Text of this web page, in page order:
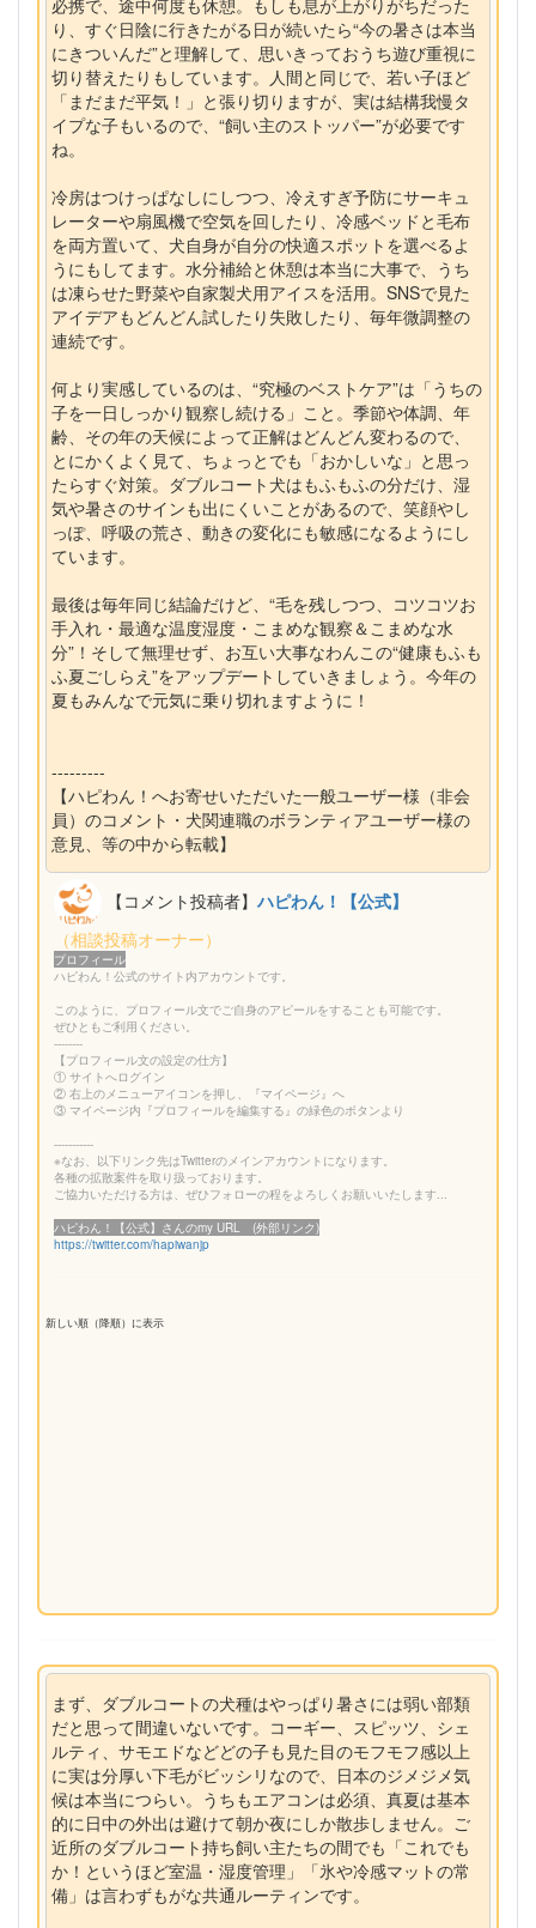
必携で、途中何度も休憩。もしも息が上がりがちだった
り、すぐ日陰に行きたがる日が続いたら“今の暑さは本当
にきついんだ”と理解して、思いきっておうち遊び重視に
切り替えたりもしています。人間と同じで、若い子ほど
「まだまだ平気！」と張り切りますが、実は結構我慢タ
イプな子もいるので、“飼い主のストッパー”が必要です
ね。
冷房はつけっぱなしにしつつ、冷えすぎ予防にサーキュ
レーターや扇風機で空気を回したり、冷感ベッドと毛布
を両方置いて、犬自身が自分の快適スポットを選べるよ
うにもしてます。水分補給と休憩は本当に大事で、うち
は凍らせた野菜や自家製犬用アイスを活用。SNSで見た
アイデアもどんどん試したり失敗したり、毎年微調整の
連続です。
何より実感しているのは、“究極のベストケア”は「うちの
子を一日しっかり観察し続ける」こと。季節や体調、年
齢、その年の天候によって正解はどんどん変わるので、
とにかくよく見て、ちょっとでも「おかしいな」と思っ
たらすぐ対策。ダブルコート犬はもふもふの分だけ、湿
気や暑さのサインも出にくいことがあるので、笑顔やし
っぽ、呼吸の荒さ、動きの変化にも敏感になるようにし
ています。
最後は毎年同じ結論だけど、“毛を残しつつ、コツコツお
手入れ・最適な温度湿度・こまめな観察＆こまめな水
分”！そして無理せず、お互い大事なわんこの“健康もふも
ふ夏ごしらえ”をアップデートしていきましょう。今年の
夏もみんなで元気に乗り切れますように！
---------
【ハピわん！へお寄せいただいた一般ユーザー様（非会
員）のコメント・犬関連職のボランティアユーザー様の
意見、等の中から転載】
【コメント投稿者】ハピわん！【公式】
（相談投稿オーナー）
プロフィール
ハピわん！公式のサイト内アカウントです。
このように、プロフィール文でご自身のアピールをすることも可能です。
ぜひともご利用ください。
--------
【プロフィール文の設定の仕方】
① サイトへログイン
② 右上のメニューアイコンを押し、『マイページ』へ
③ マイページ内『プロフィールを編集する』の緑色のボタンより
-----------
※なお、以下リンク先はTwitterのメインアカウントになります。
各種の拡散案件を取り扱っております。
ご協力いただける方は、ぜひフォローの程をよろしくお願いいたします...
ハピわん！【公式】さんのmy URL (外部リンク)
https://twitter.com/hapiwanjp
新しい順（降順）に表示
まず、ダブルコートの犬種はやっぱり暑さには弱い部類
だと思って間違いないです。コーギー、スピッツ、シェ
ルティ、サモエドなどどの子も見た目のモフモフ感以上
に実は分厚い下毛がビッシリなので、日本のジメジメ気
候は本当につらい。うちもエアコンは必須、真夏は基本
的に日中の外出は避けて朝か夜にしか散歩しません。ご
近所のダブルコート持ち飼い主たちの間でも「これでも
か！というほど室温・湿度管理」「氷や冷感マットの常
備」は言わずもがな共通ルーティンです。